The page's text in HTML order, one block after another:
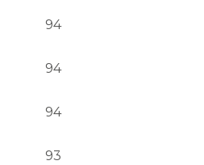
94
94
94
93